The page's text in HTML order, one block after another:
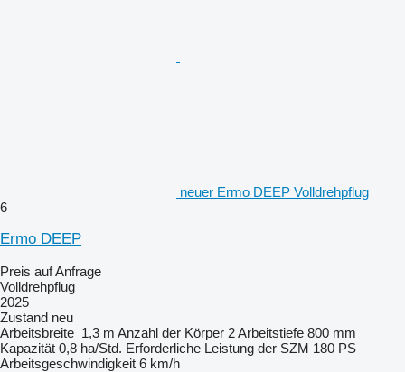
neuer Ermo DEEP Volldrehpflug
6
Ermo DEEP
Preis auf Anfrage
Volldrehpflug
2025
Zustand neu
Arbeitsbreite 1,3 m Anzahl der Körper 2Arbeitstiefe 800 mm
Kapazität 0,8 ha/Std. Erforderliche Leistung der SZM 180 PS
Arbeitsgeschwindigkeit 6 km/h